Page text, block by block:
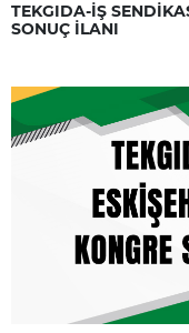
TEKGIDA-İŞ
SONUÇ İLANI